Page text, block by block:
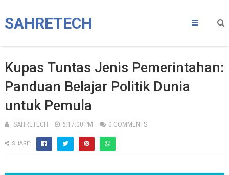
SAHRETECH
Kupas Tuntas Jenis Pemerintahan:
Panduan Belajar Politik Dunia
untuk Pemula
SAHRETECH 6:17:00 PM 0 COMMENTS
SHARE: